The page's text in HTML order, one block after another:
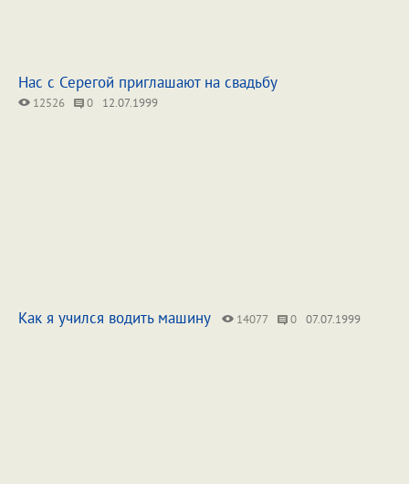
Нас с Серегой приглашают на свадьбу
12526 0 12.07.1999
Как я учился водить машину 14077 0 07.07.1999